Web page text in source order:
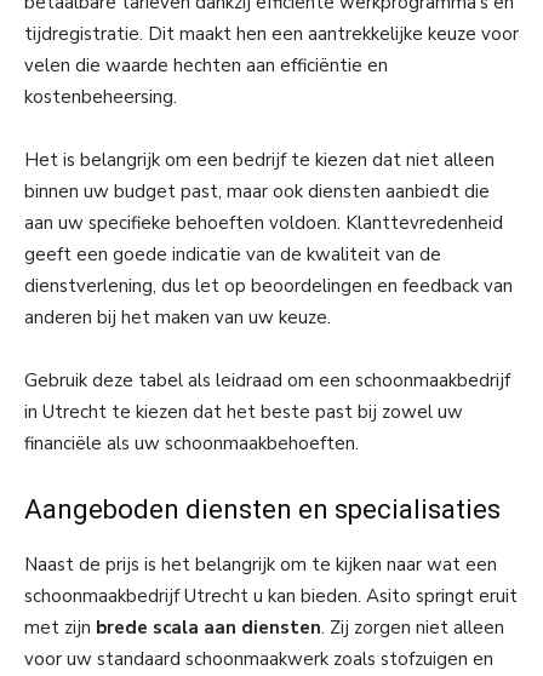
tijdregistratie. Dit maakt hen een aantrekkelijke keuze voor
velen die waarde hechten aan efficiëntie en
kostenbeheersing.
Het is belangrijk om een bedrijf te kiezen dat niet alleen
binnen uw budget past, maar ook diensten aanbiedt die
aan uw specifieke behoeften voldoen. Klanttevredenheid
geeft een goede indicatie van de kwaliteit van de
dienstverlening, dus let op beoordelingen en feedback van
anderen bij het maken van uw keuze.
Gebruik deze tabel als leidraad om een schoonmaakbedrijf
in Utrecht te kiezen dat het beste past bij zowel uw
financiële als uw schoonmaakbehoeften.
Aangeboden diensten en specialisaties
Naast de prijs is het belangrijk om te kijken naar wat een
schoonmaakbedrijf Utrecht u kan bieden. Asito springt eruit
met zijn brede scala aan diensten. Zij zorgen niet alleen
voor uw standaard schoonmaakwerk zoals stofzuigen en